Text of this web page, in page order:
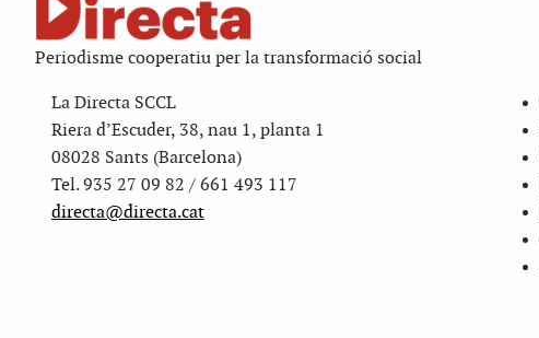
Periodisme cooperatiu per la transformació social
La Directa SCCL
Riera d’Escuder, 38, nau 1, planta 1
08028 Sants (Barcelona)
Tel. 935 27 09 82 / 661 493 117
directa@directa.cat